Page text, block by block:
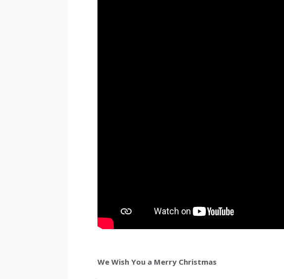
We Wish You a Merry Christmas